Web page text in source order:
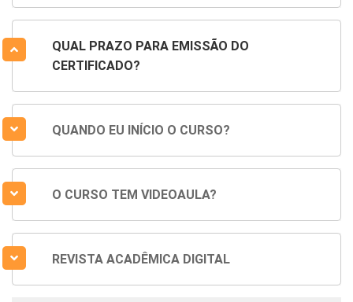
QUAL PRAZO PARA EMISSÃO DO
CERTIFICADO?
QUANDO EU INÍCIO O CURSO?
O CURSO TEM VIDEOAULA?
REVISTA ACADÊMICA DIGITAL